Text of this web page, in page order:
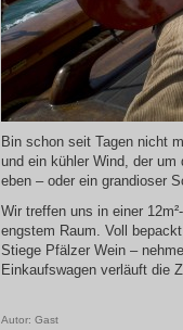
Bin schon seit Tagen nicht
und ein kühler Wind, der
eben – oder ein grandioser
Wir treffen uns in einer
engstem Raum. Voll
Stiege Pfälzer Wein –
Einkaufswagen verläuft die
Autor: Gast